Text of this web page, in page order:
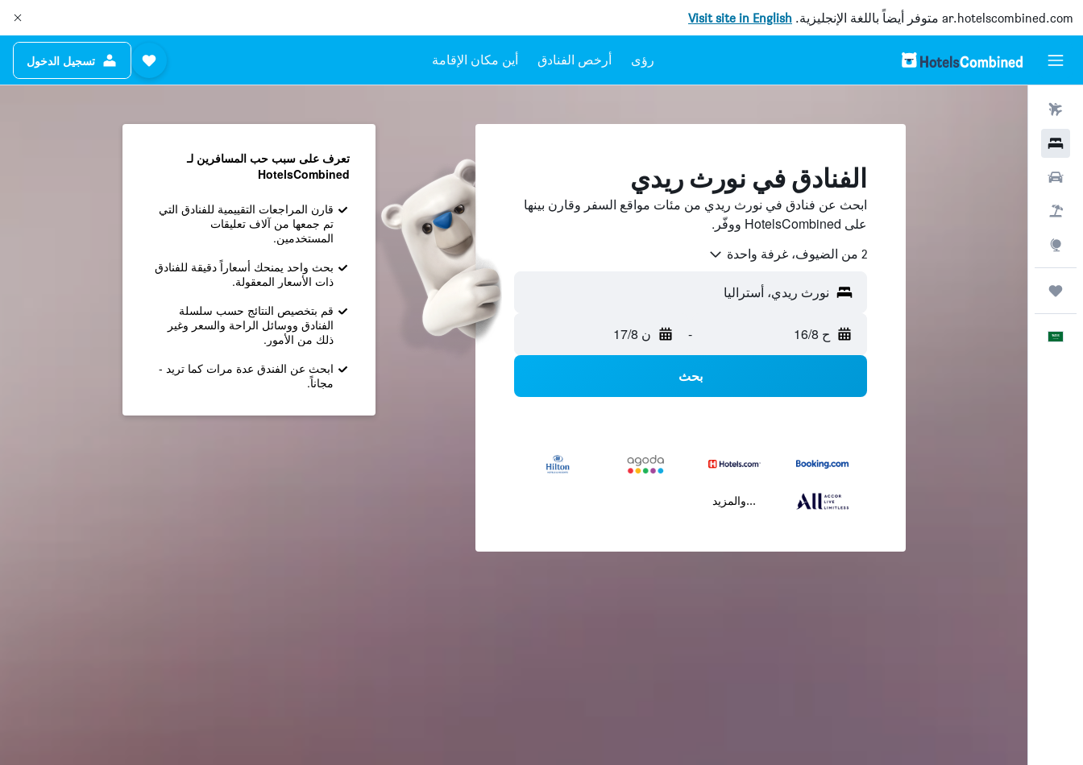
ar.hotelscombined.com متوفر أيضاً باللغة الإنجليزية. Visit site in English
رؤى أرخص الفنادق أين مكان الإقامة تسجيل الدخول
الفنادق في نورث ريدي
ابحث عن فنادق في نورث ريدي من مئات مواقع السفر وقارن بينها
على HotelsCombined ووفّر.
2 من الضيوف، غرفة واحدة
نورث ريدي، أستراليا
ح 16/8 - ن 17/8
بحث
...والمزيد
تعرف على سبب حب المسافرين لـ
HotelsCombined
قارن المراجعات التقييمية للفنادق التي
تم جمعها من آلاف تعليقات
المستخدمين.
بحث واحد يمنحك أسعاراً دقيقة للفنادق
ذات الأسعار المعقولة.
قم بتخصيص النتائج حسب سلسلة
الفنادق ووسائل الراحة والسعر وغير
ذلك من الأمور.
ابحث عن الفندق عدة مرات كما تريد -
مجاناً.